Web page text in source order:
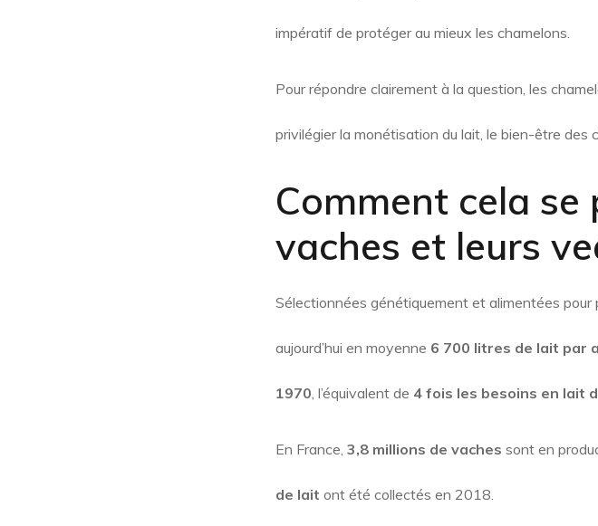
impératif de protéger au mieux les chamelons.
Pour répondre clairement à la question, les
privilégier la monétisation du lait, le bien-être des
Comment cela se
vaches et leurs
Sélectionnées génétiquement et alimentées pour
aujourd’hui en moyenne 6 700 litres de lait par
1970, l’équivalent de 4 fois les besoins en lait
En France, 3,8 millions de vaches sont en
de lait ont été collectés en 2018.